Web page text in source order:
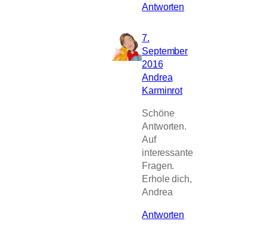
Antworten
7.
September
2016
Andrea
Karminrot
Schöne
Antworten.
Auf
interessante
Fragen.
Erhole dich,
Andrea
Antworten